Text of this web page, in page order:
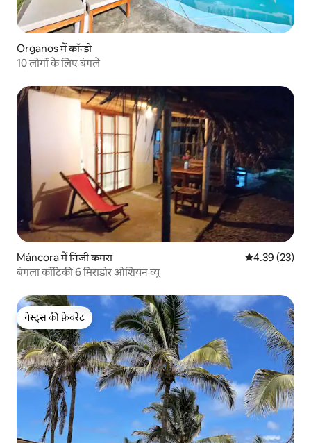
Organos में कॉन्डो
10 लोगों के लिए बंगले
Máncora में निजी कमरा औसत रेटिंग 5 में
4.39 (23)
बंगला कोंटिकी 6 मिराडोर ओशियन व्यू
गेस्ट्स की फ़ेवरेट
गेस्ट्स की फ़ेवरेट